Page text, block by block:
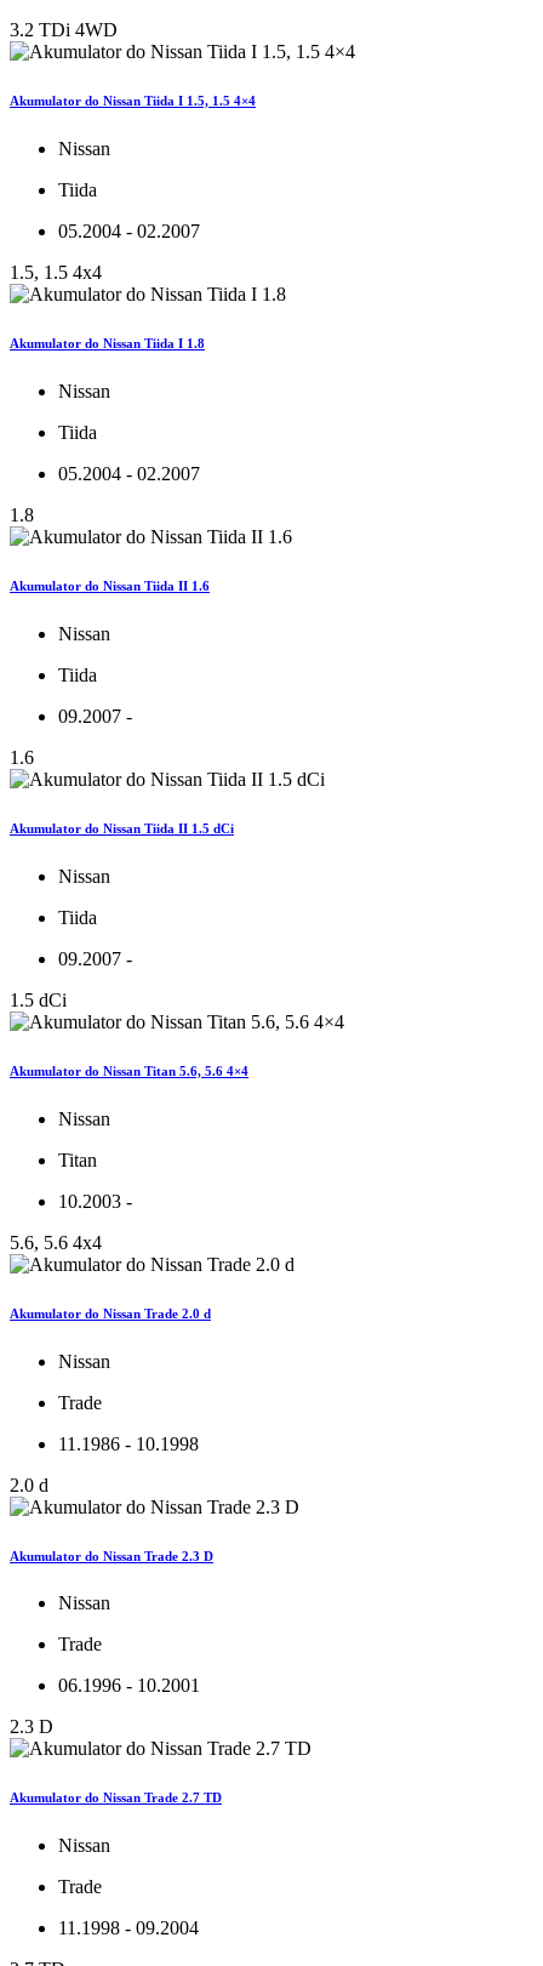
3.2 TDi 4WD
Akumulator do Nissan Tiida I 1.5, 1.5 4×4
Nissan
Tiida
05.2004 - 02.2007
1.5, 1.5 4x4
Akumulator do Nissan Tiida I 1.8
Nissan
Tiida
05.2004 - 02.2007
1.8
Akumulator do Nissan Tiida II 1.6
Nissan
Tiida
09.2007 -
1.6
Akumulator do Nissan Tiida II 1.5 dCi
Nissan
Tiida
09.2007 -
1.5 dCi
Akumulator do Nissan Titan 5.6, 5.6 4×4
Nissan
Titan
10.2003 -
5.6, 5.6 4x4
Akumulator do Nissan Trade 2.0 d
Nissan
Trade
11.1986 - 10.1998
2.0 d
Akumulator do Nissan Trade 2.3 D
Nissan
Trade
06.1996 - 10.2001
2.3 D
Akumulator do Nissan Trade 2.7 TD
Nissan
Trade
11.1998 - 09.2004